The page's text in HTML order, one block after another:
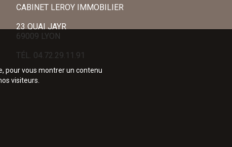
CABINET LEROY IMMOBILIER
23 QUAI JAYR
69009 LYON
TÉL. 04.72.29.11.91
pour vous montrer un contenu
visiteurs.